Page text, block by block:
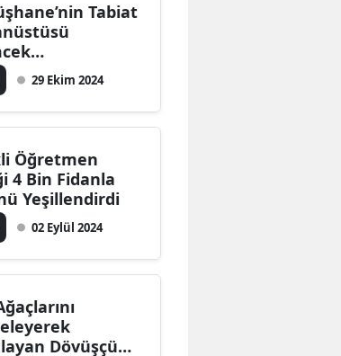
Tabiat
Yürüyüşü
29 Ekim 2024
Öğretmen
4 Bin Fidanla
Yeşillendirdi
02 Eylül 2024
Dövüşçü